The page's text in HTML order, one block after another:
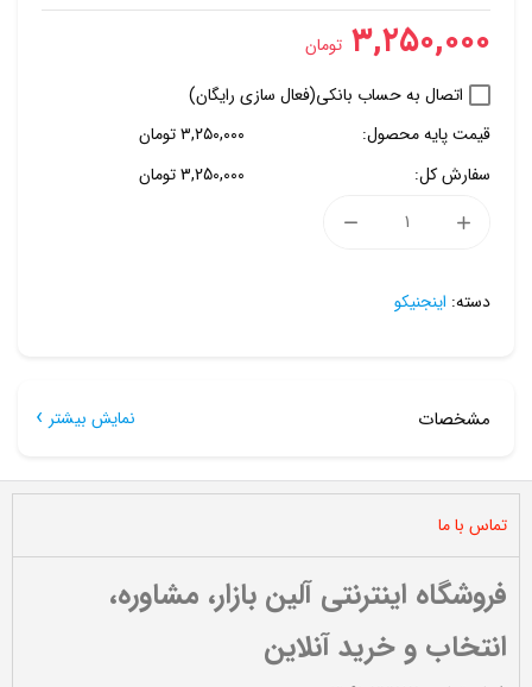
۳,۲۵۰,۰۰۰ تومان
اتصال به حساب بانکی(فعال سازی رایگان)
قیمت پایه محصول:
۳,۲۵۰,۰۰۰تومان
سفارش کل:
3,250,000 تومان
دسته: اینجنیکو
مشخصات نمایش بیشتر
تماس با ما
فروشگاه اینترنتی آلین بازار، مشاوره،
انتخاب و خرید آنلاین